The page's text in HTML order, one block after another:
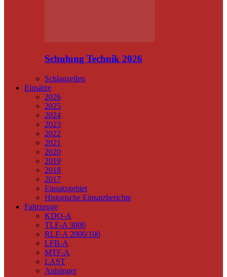
Schulung Technik 2026
Schlagzeilen
Einsätze
2026
2025
2024
2023
2022
2021
2020
2019
2018
2017
Einsatzgebiet
Historische Einsatzberichte
Fahrzeuge
KDO-A
TLF-A 3000
RLF-A 2000/100
LFB-A
MTF-A
LAST
Anhänger